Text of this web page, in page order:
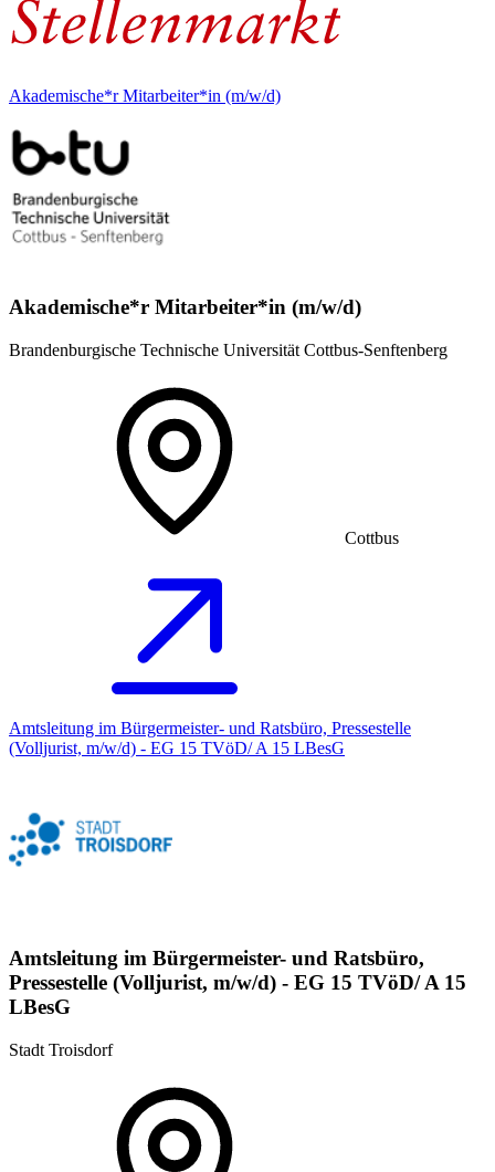
Akademische*r Mitarbeiter*in (m/w/d)
Akademische*r Mitarbeiter*in (m/w/d)
Brandenburgische Technische Universität Cottbus-Senftenberg
Cottbus
Amtsleitung im Bürgermeister- und Ratsbüro, Pressestelle
(Volljurist, m/w/d) - EG 15 TVöD/ A 15 LBesG
Amtsleitung im Bürgermeister- und Ratsbüro,
Pressestelle (Volljurist, m/w/d) - EG 15 TVöD/ A 15
LBesG
Stadt Troisdorf